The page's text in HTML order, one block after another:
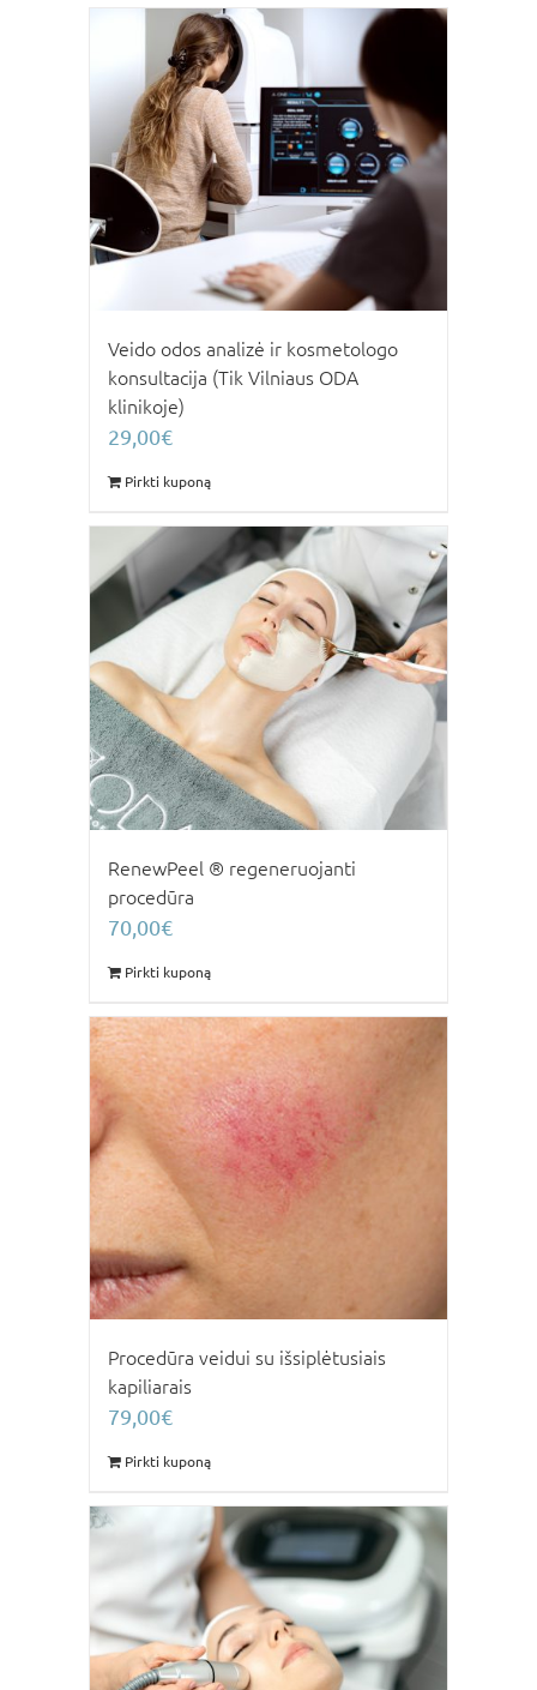
Veido odos analizė ir kosmetologo
konsultacija (Tik Vilniaus ODA
klinikoje)
29,00€
Pirkti kuponą
RenewPeel ® regeneruojanti
procedūra
70,00€
Pirkti kuponą
Procedūra veidui su išsiplėtusiais
kapiliarais
79,00€
Pirkti kuponą